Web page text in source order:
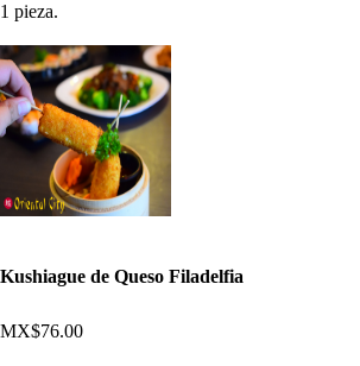
1 pieza.
Kushiague de Queso Filadelfia
MX$76.00